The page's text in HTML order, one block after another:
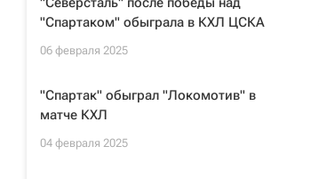
"Спартаком" обыграла в КХЛ ЦСКА
06 февраля 2025
"Спартак" обыграл "Локомотив" в
матче КХЛ
04 февраля 2025